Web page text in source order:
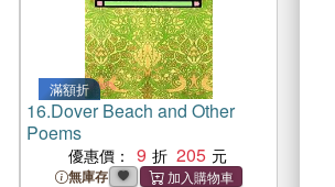
滿額折
16.Dover Beach and Other
Poems
優惠價： 9 205
無庫存